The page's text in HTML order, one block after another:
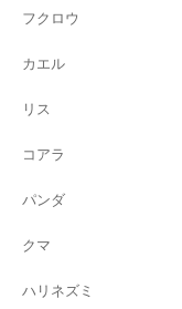
フクロウ
カエル
リス
コアラ
パンダ
クマ
ハリネズミ